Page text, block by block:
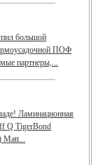
большой
ПОФ
партнеры,...
Ламинационная
Q TigerBond
Matt...